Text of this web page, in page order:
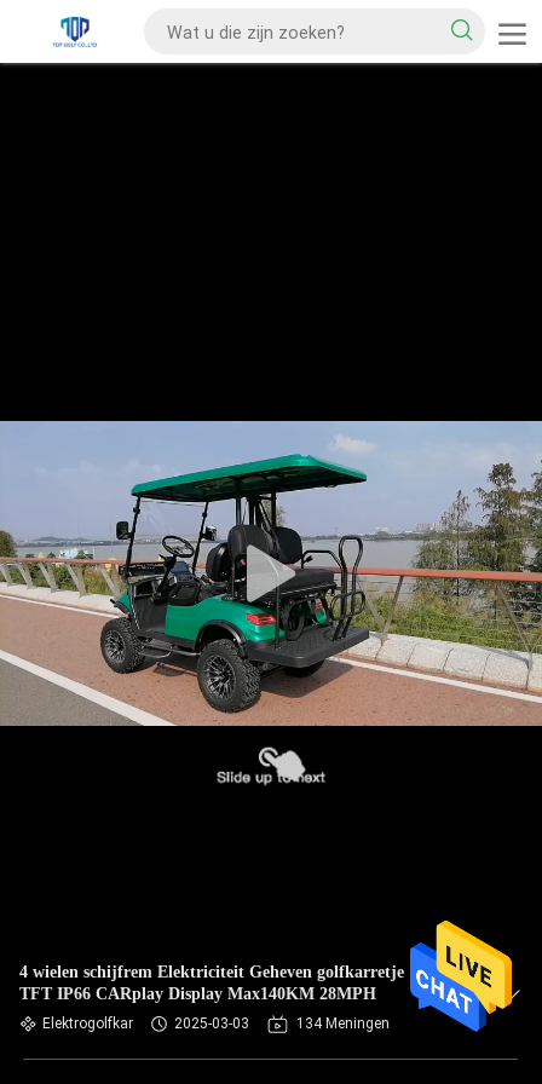
4 wielen schijfrem Elektriciteit Geheven golfkarretje 10 inch
TFT IP66 CARplay Display Max140KM 28MPH
Elektrogolfkar 2025-03-03 134 Meningen